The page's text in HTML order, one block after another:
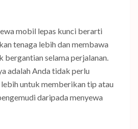
mobil lepas kunci berarti
tenaga lebih dan membawa
bergantian selama perjalanan.
adalah Anda tidak perlu
untuk memberikan tip atau
daripada menyewa